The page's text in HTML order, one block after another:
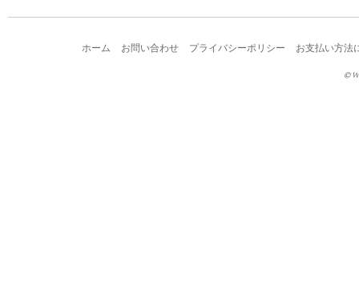
ホーム お問い合わせ プライバシーポリシー お支払い方法
©